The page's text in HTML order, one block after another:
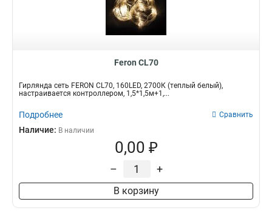
Feron CL70
Гирлянда сеть FERON CL70, 160LED, 2700К (теплый белый),
настраивается контроллером, 1,5*1,5м+1,...
Подробнее Сравнить
Наличие: В наличии
0,00 ₽
– +
В корзину